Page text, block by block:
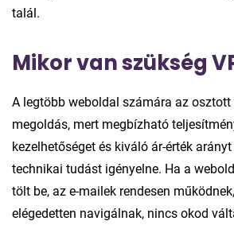
talál.
Mikor van szükség
A legtöbb weboldal számára az
megoldás, mert megbízható
kezelhetőséget és kiváló ár-érték
technikai tudást igényelne. Ha a
tölt be, az e-mailek rendesen
elégedetten navigálnak, nincs okod